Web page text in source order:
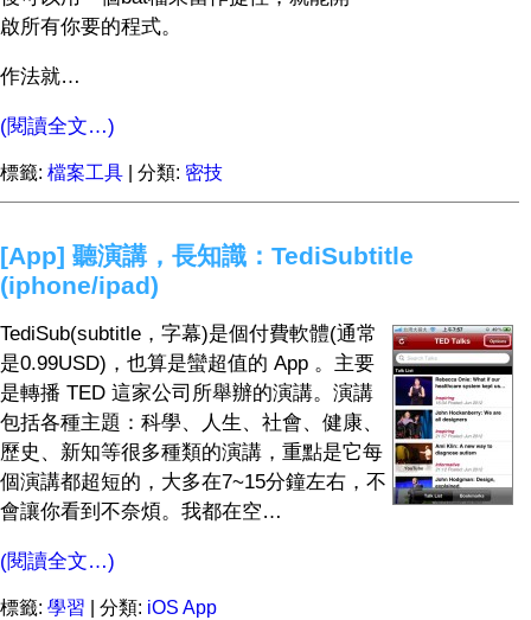
啟所有你要的程式。
作法就…
(閱讀全文…)
標籤: 檔案工具 | 分類: 密技
[App] 聽演講，長知識：TediSubtitle
(iphone/ipad)
TediSub(subtitle，字幕)是個付費軟體(通常
是0.99USD)，也算是蠻超值的 App 。主要
是轉播 TED 這家公司所舉辦的演講。演講
包括各種主題：科學、人生、社會、健康、
歷史、新知等很多種類的演講，重點是它每
個演講都超短的，大多在7~15分鐘左右，不
會讓你看到不奈煩。我都在空…
(閱讀全文…)
標籤: 學習 | 分類: iOS App